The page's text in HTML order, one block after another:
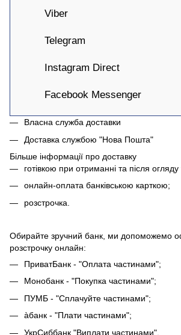
Viber
Telegram
Instagram Direct
Facebook Messenger
Власна служба доставки
Доставка службою "Нова Пошта"
Більше інформації про доставку
готівкою при отриманні та після огляду
онлайн-оплата банківською карткою;
розстрочка.
Обирайте зручний банк, ми допоможемо
розстрочку онлайн:
ПриватБанк - "Оплата частинами";
Монобанк - "Покупка частинами";
ПУМБ - "Сплачуйте частинами";
àбанк - "Плати частинами";
УкрСиббанк "Виплати частинами".